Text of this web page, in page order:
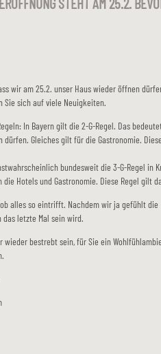
wir am 25.2. unser Haus wieder öffnen
Sie sich auf viele Neuigkeiten.
In Bayern gilt die 2-G-Regel. Das
dürfen. Gleiches gilt für die Gastronomie.
bundesweit die 3-G-Regel in
Hotels und Gastronomie. Diese Regel gilt
alles so eintrifft. Nachdem wir ja gefühlt die
letzte Mal sein wird.
wieder bestrebt sein, für Sie ein